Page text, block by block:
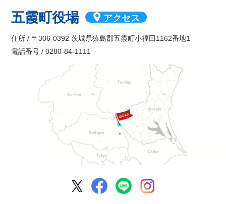
五霞町役場 アクセス
住所 / 〒306-0392 茨城県猿島郡五霞町小福田1162番地1
電話番号 / 0280-84-1111
五霞町公式X五霞町公式Facebook
五霞町公式LINE